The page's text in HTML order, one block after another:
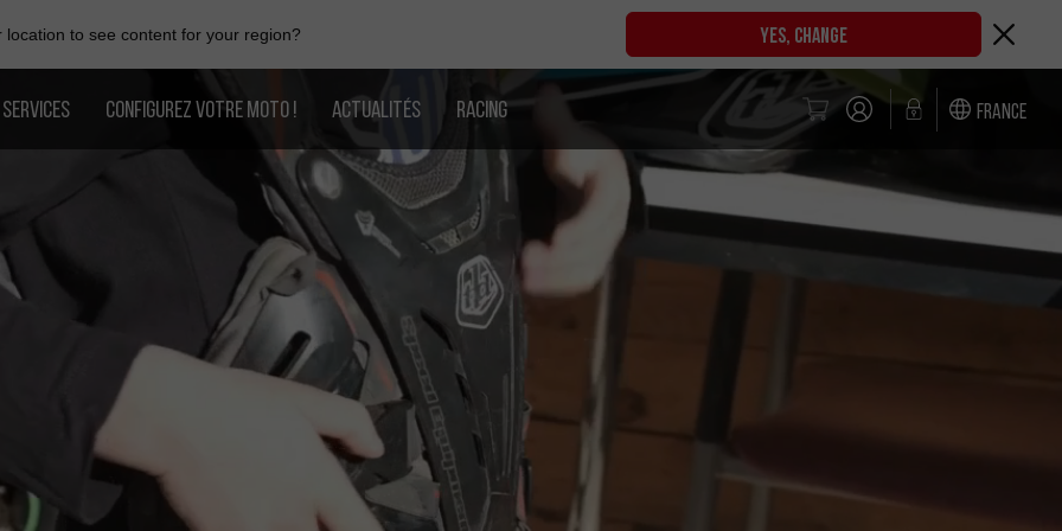
to see content for your region? YES, CHANGE
SERVICES CONFIGUREZ VOTRE MOTO ! ACTUALITÉS RACING France